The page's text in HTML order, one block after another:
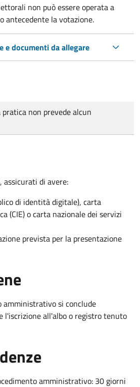
non può essere operata a
antecedente la votazione.
e documenti da allegare
non prevede alcun
assicurati di avere:
di identità digitale), carta
(CIE) o carta nazionale dei servizi
prevista per la presentazione
amministrativo si conclude
l'iscrizione all'albo o registro tenuto
amministrativo: 30 giorni